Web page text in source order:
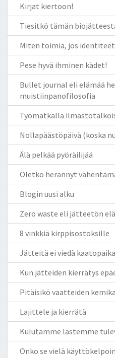
Kirjat kiertoon!
Tiesitkö tämän
Miten toimia, jos
Pese hyvä ihminen kädet!
Bullet journal eli elämää
muistiinpanofilosofia
Työmatkalla
Nollapäästöpäivä (koska
Älä pelkää pyöräilijää
Oletko herännyt
Blogin uusi alku
Zero waste eli jätteetön
8 vinkkiä kirppisostoksille
Jätteitä ei viedä
Kun jätteiden kierrätys
Pitäisikö vaatteiden
Lajittele ja kierrätä
Kulutamme lastemme
Onko se vielä